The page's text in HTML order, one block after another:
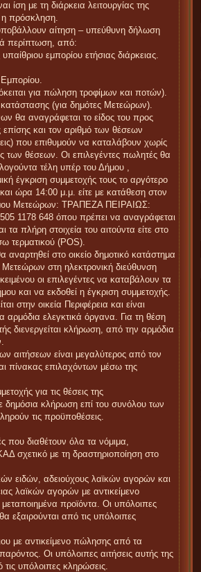
ίση με τη διάρκεια λειτουργίας της
πρόσκληση.
αίτηση – υπεύθυνη δήλωση
περίπτωση, από:
εμπορίου ετήσιας διάρκειας.
για πώληση τροφίμων και ποτών).
κατάστασης (για δημότες Μετεώρων).
θα αναγράφεται το είδος του προς
και τον αριθμό των θέσεων
που επιθυμούν να καταλάβουν χωρίς
των θέσεων. Οι επιλεγέντες πωλητές θα
τέλη υπέρ του Δήμου ,
έγκριση συμμετοχής τους το αργότερο
ώρα 14:00 μ.μ. είτε με κατάθεση στον
Μετεώρων: ΤΡΑΠΕΖΑ ΠΕΙΡΑΙΩΣ:
1178 648 όπου πρέπει να αναγράφεται
πλήρη στοιχεία του αιτούντα είτε στο
τερματικού (POS).
στο οικείο δημοτικό κατάστημα
Μετεώρων στη ηλεκτρονική διεύθυνση
οι επιλεγέντες να καταβάλουν τα
και να εκδοθεί η έγκριση συμμετοχής.
στην οικεία Περιφέρεια και είναι
αρμόδια ελεγκτικά όργανα. Για τη θέση
διενεργείται κλήρωση, από την αρμόδια
αιτήσεων είναι μεγαλύτερος από τον
πίνακας επιλαχόντων μέσω της
για τις θέσεις της
δημόσια κλήρωση επί του συνόλου των
τις προϋποθέσεις.
διαθέτουν όλα τα νόμιμα,
σχετικό με τη δραστηριοποίηση στο
ειδών, αδειούχους λαϊκών αγορών και
λαϊκών αγορών με αντικείμενο
προϊόντα. Οι υπόλοιπες
εξαιρούνται από τις υπόλοιπες
με αντικείμενο πώλησης από τα
Οι υπόλοιπες αιτήσεις αυτής της
τις υπόλοιπες κληρώσεις.